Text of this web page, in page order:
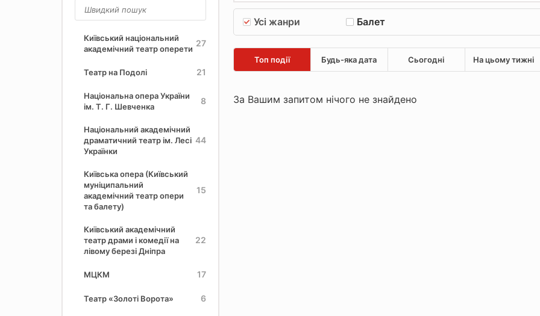
Київський національний
академічний театр оперети
27
Театр на Подолі 21
Національна опера України
ім. Т. Г. Шевченка
8
Національний академічний
драматичний театр ім. Лесі
Українки
44
Київська опера (Київський
муніципальний
академічний театр опери
та балету)
15
Київський академічний
театр драми і комедії на
лівому березі Дніпра
22
МЦКМ 17
Театр «Золоті Ворота» 6
Усі жанри Балет
Топ події Будь-яка дата Сьогодні На цьому тижні
За Вашим запитом нічого не знайдено